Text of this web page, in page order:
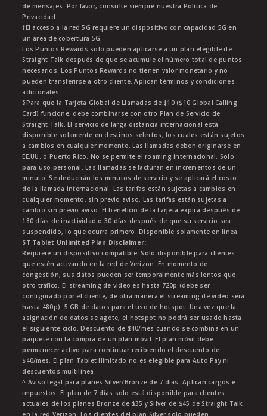
de mensajes. Por favor, consulte siempre nuestra Política de
Privacidad.
†El acceso a la red 5G requiere un dispositivo con capacidad 5G en
un área de cobertura 5G.
Los Puntos Rewards solo pueden aplicarse a un plan elegible de
Straight Talk después de que se acumule el número total de puntos
necesarios. Los Puntos Rewards no tienen valor monetario y no
pueden transferirse a otro cliente. Aplican términos y condiciones
adicionales.
§Para que la Tarjeta Global de Llamadas de $10 ($10 Global Calling
Card) funcione, debe combinarse con otro Plan de Servicio de
Straight Talk. El servicio de larga distancia internacional está
disponible solamente en destinos selectos, los cuales están sujetos
a cambios en cualquier momento. Las llamadas deben originarse en
EE.UU. o Puerto Rico. No se permite el roaming internacional. Solo
para uso personal. Las llamadas se facturan en incrementos de un
minuto. Se deducirán los minutos de servicio y se aplicará el costo
de la llamada internacional. Las tarifas están sujetas a cambios en
cualquier momento, sin previo aviso. Las tarifas están sujetas a
cambio sin previo aviso. El beneficio de la tarjeta expira después de
180 días de inactividad o 30 días después de que su servicio sea
suspendido, lo que ocurra primero. Disponible solamente en línea.
ST Tablet Unlimited Plan Disclaimer:
Requiere un dispositivo compatible. Solo disponible para clientes
que estén activando en la red de Verizon. En momento de
congestión, sus datos pueden ser temporalmente más lentos que
otro tráfico. El streaming de video es hasta 720p (debe ser
configurado por el cliente, de otra manera el streaming de video será
hasta 480p). 5 GB de datos para el uso de hotspot. Una vez que la
asignación de datos se agote, el hotspot no podrá ser usado hasta
el siguiente ciclo. Descuento de $40/mes cuando se combina en un
paquete con la compra de un plan móvil. El plan móvil debe
permanecer activo para continuar recibiendo el descuento de
$40/mes. El plan Tablet Ilimitado no es elegible para Auto Pay ni
descuentos multilínea.
^ Aviso legal para planes Silver/Bronze de 7 días: Aplican cargos e
impuestos. El plan de 7 días solo está disponible para clientes
actuales de los planes Bronze de $35 y Silver de $45 de Straight Talk
en la red Verizon. Los clientes del plan Silver solo pueden